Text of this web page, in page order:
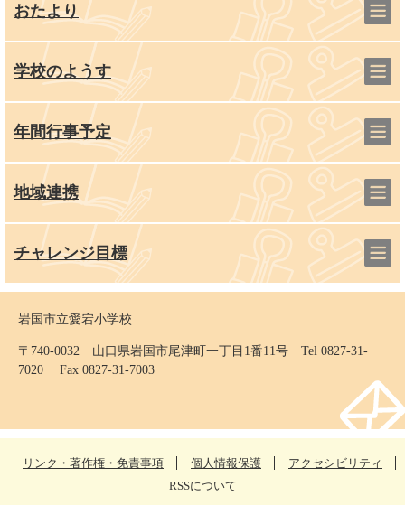
おたより
学校のようす
年間行事予定
地域連携
チャレンジ目標
岩国市立愛宕小学校
〒740-0032 山口県岩国市尾津町一丁目1番11号 Tel 0827-31-
7020 Fax 0827-31-7003
リンク・著作権・免責事項 個人情報保護
アクセシビリティ
RSSについて